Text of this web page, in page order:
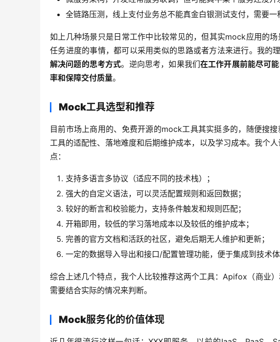
全链路压测，线上支付业务总不能真金白银测试支付，需要一
如上几种场景只是日常工作中比较常见的，但其实mock应用的
任务进度的事情，都可以采用类似的思路或者方法来进行。我的理
解决问题的思考方式。逆向思考，如果我们在工作开展前能尽可
率和保障交付质量。
Mock工具选型和推荐
目前市场上商用的、免费开源的mock工具其实挺多的，随便搜
工具的适配性、落地难度和后期维护成本，以及学习成本。我个
点：
支持多语言多协议（适应不同的技术栈）；
强大的自定义语法，可以灵活配置规则和返回数据；
较好的断言和校验能力，支持条件触发和规则匹配；
开箱即用，较低的学习落地成本以及较低的维护成本；
完善的官方文档和活跃的社区，避免后期无人维护和更新；
一定的数据导入导出和接口/配置管理功能，便于集成到技术体
综合上述几个特点，我个人比较推荐这两个工具：Apifox（商业
需要结合实际的情况来判断。
Mock服务化的价值体现